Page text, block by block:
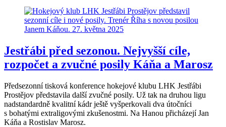
Jestřábi před sezonou. Nejvyšší cíle,
rozpočet a zvučné posily Káňa a Marosz
Předsezonní tisková konference hokejové klubu LHK Jestřábi
Prostějov představila další zvučné posily. Už tak na druhou ligu
nadstandardně kvalitní kádr ještě vyšperkovali dva útočníci
s bohatými extraligovými zkušenostmi. Na Hanou přicházejí Jan
Káňa a Rostislav Marosz.